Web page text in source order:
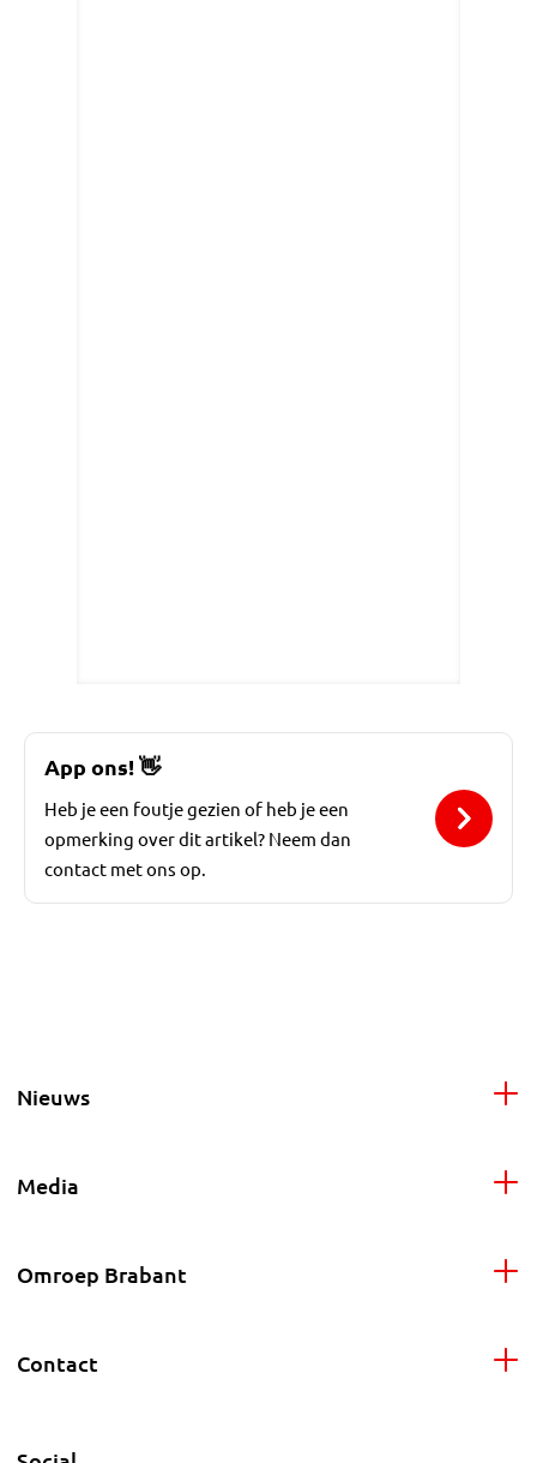
App ons!👋
Heb je een foutje gezien of heb je een
opmerking over dit artikel? Neem dan
contact met ons op.
Nieuws
Media
Omroep Brabant
Contact